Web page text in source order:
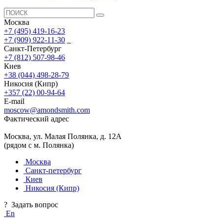
Москва
+7 (495) 419-16-23
+7 (909) 922-11-30
Санкт-Петербург
+7 (812) 507-98-46
Киев
+38 (044) 498-28-79
Никосия (Кипр)
+357 (22) 00-94-64
E-mail
moscow@amondsmith.com
Фактический адрес
Москва, ул. Малая Полянка, д. 12А
(рядом с м. Полянка)
Москва
Санкт-петербург
Киев
Никосия (Кипр)
? Задать вопрос
En